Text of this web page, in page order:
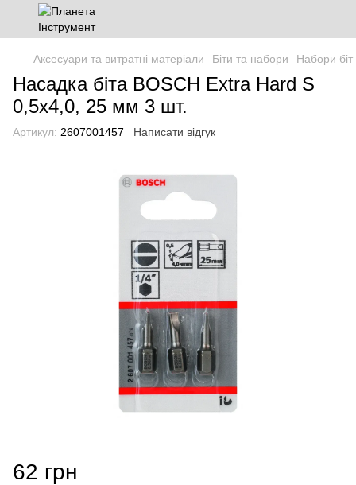
Аксесуари та витратні матеріали Біти та набори Набори біт
Насадка біта BOSCH Extra Hard S
0,5x4,0, 25 мм 3 шт.
Артикул: 2607001457 Написати відгук
62 грн